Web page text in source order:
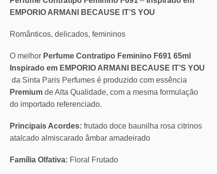
EMPORIO ARMANI BECAUSE IT’S YOU
Românticos, delicados, femininos
O melhor Perfume Contratipo Feminino F691 65ml
Inspirado em EMPORIO ARMANI BECAUSE IT’S YOU
da Sinta Paris Perfumes é produzido com essência
Premium de Alta Qualidade, com a mesma formulação
do importado referenciado.
Principais Acordes: frutado doce baunilha rosa citrinos
atalcado almiscarado âmbar amadeirado
Família Olfativa: Floral Frutado